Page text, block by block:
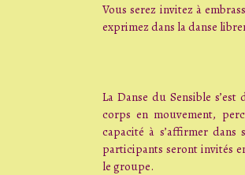
Vous serez invitez à
exprimez dans la danse
La Danse du Sensible
corps en mouvement,
capacité à s’affirmer dans
participants seront invités
le groupe.